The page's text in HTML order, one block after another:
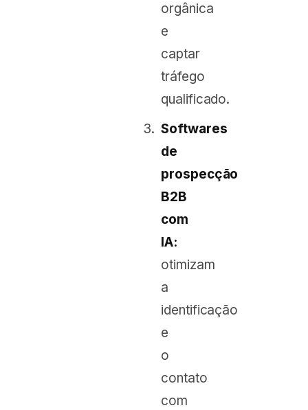
orgânica
e
captar
tráfego
qualificado.
Softwares
de
prospecção
B2B
com
IA:
otimizam
a
identificação
e
o
contato
com